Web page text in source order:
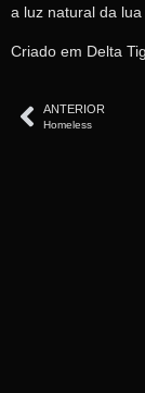
a luz natural da lua
Criado em Delta
ANTERIOR
Homeless